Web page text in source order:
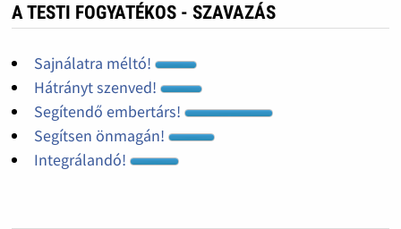
A TESTI FOGYATÉKOS - SZAVAZÁS
Sajnálatra méltó!
Hátrányt szenved!
Segítendő embertárs!
Segítsen önmagán!
Integrálandó!